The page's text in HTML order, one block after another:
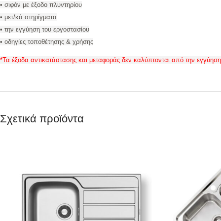
• σιφόν με έξοδο πλυντηρίου
• μετ/κά στηρίγματα
• την εγγύηση του εργοστασίου
• οδηγίες τοποθέτησης & χρήσης
*Τα έξοδα αντικατάστασης και μεταφοράς δεν καλύπτονται από την
Σχετικά προϊόντα